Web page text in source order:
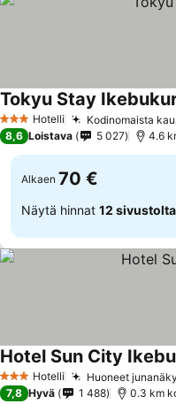
3 Tähtiluokitus
Hotelli Kodinomaista
Tokyu Stay
8,6 Loistava 5 027 4.6
Alkaen 70 €
Näytä hinnat 12 sivustolta
3 Tähtiluokitus
Hotelli Huoneet
Hotel Sun City
7,8 Hyvä 1 488 0.3 km